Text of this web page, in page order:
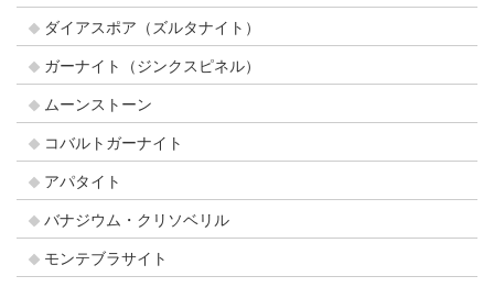
ダイアスポア（ズルタナイト）
ガーナイト（ジンクスピネル）
ムーンストーン
コバルトガーナイト
アパタイト
バナジウム・クリソベリル
モンテブラサイト